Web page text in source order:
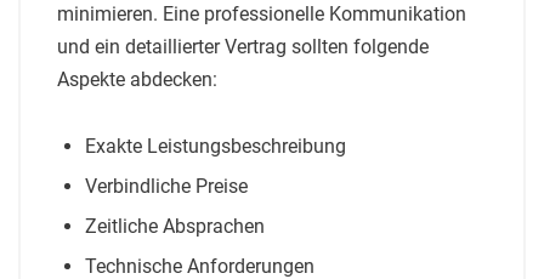
minimieren. Eine professionelle Kommunikation
und ein detaillierter Vertrag sollten folgende
Aspekte abdecken:
Exakte Leistungsbeschreibung
Verbindliche Preise
Zeitliche Absprachen
Technische Anforderungen